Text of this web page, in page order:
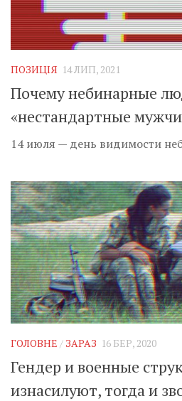
ПОЗИЦІЯ 14 ЛИП, 2021
Почему небинарные
«нестандартные
14 июля — день видимости
ГОЛОВНЕ / ЗАРАЗ 16 БЕР, 2020
Гендер и военные
изнасилуют, тогда и